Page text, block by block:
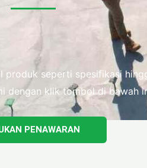
produk seperti spesifikasi
dengan klik tombol di bawah
PENAWARAN